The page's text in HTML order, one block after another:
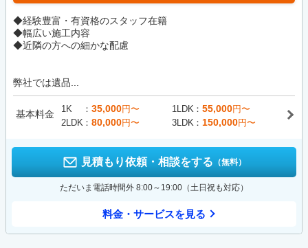
◆経験豊富・有資格のスタッフ在籍
◆幅広い施工内容
◆近隣の方への細かな配慮
弊社では遺品...
基本料金 1K 35,000円〜 1LDK 55,000円〜
2LDK
80,000円〜 3LDK 150,000円〜
見積もり依頼・相談をする （無料）
ただいま電話時間外 8:00～19:00（土日祝も対応）
料金・サービスを見る